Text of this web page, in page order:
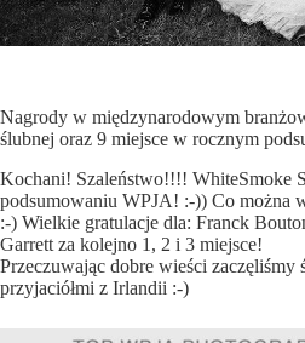
Nagrody w międzynarodowym
ślubnej oraz 9 miejsce w rocznym
Kochani! Szaleństwo!!!! WhiteSmoke
podsumowaniu WPJA! :-)) Co można
:-) Wielkie gratulacje dla: Franck
Garrett za kolejno 1, 2 i 3 miejsce!
Przeczuwając dobre wieści
przyjaciółmi z Irlandii :-)